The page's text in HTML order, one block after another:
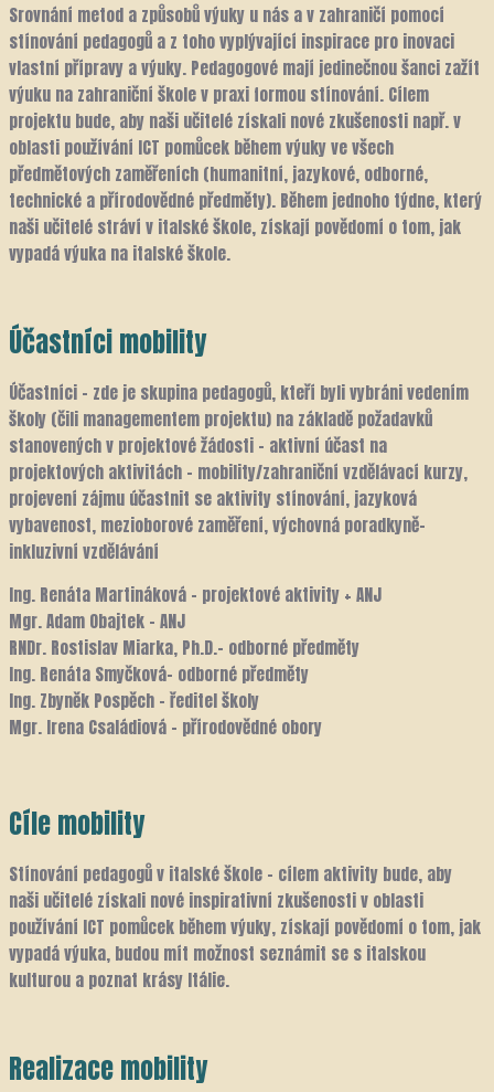
Srovnání metod a způsobů výuky u nás a v zahraničí pomocí
stínování pedagogů a z toho vyplývající inspirace pro inovaci
vlastní přípravy a výuky. Pedagogové mají jedinečnou šanci zažít
výuku na zahraniční škole v praxi formou stínování. Cílem
projektu bude, aby naši učitelé získali nové zkušenosti např. v
oblasti používání ICT pomůcek během výuky ve všech
předmětových zaměřeních (humanitní, jazykové, odborné,
technické a přírodovědné předměty). Během jednoho týdne, který
naši učitelé stráví v italské škole, získají povědomí o tom, jak
vypadá výuka na italské škole.
Účastníci mobility
Účastníci – zde je skupina pedagogů, kteří byli vybráni vedením
školy (čili managementem projektu) na základě požadavků
stanovených v projektové žádosti – aktivní účast na
projektových aktivitách – mobility/zahraniční vzdělávací kurzy,
projevení zájmu účastnit se aktivity stínování, jazyková
vybavenost, mezioborové zaměření, výchovná poradkyně-
inkluzivní vzdělávání
Ing. Renáta Martináková – projektové aktivity + ANJ
Mgr. Adam Obajtek – ANJ
RNDr. Rostislav Miarka, Ph.D.- odborné předměty
Ing. Renáta Smyčková- odborné předměty
Ing. Zbyněk Pospěch – ředitel školy
Mgr. Irena Családiová – přírodovědné obory
Cíle mobility
Stínování pedagogů v italské škole – cílem aktivity bude, aby
naši učitelé získali nové inspirativní zkušenosti v oblasti
používání ICT pomůcek během výuky, získají povědomí o tom, jak
vypadá výuka, budou mít možnost seznámit se s italskou
kulturou a poznat krásy Itálie.
Realizace mobility